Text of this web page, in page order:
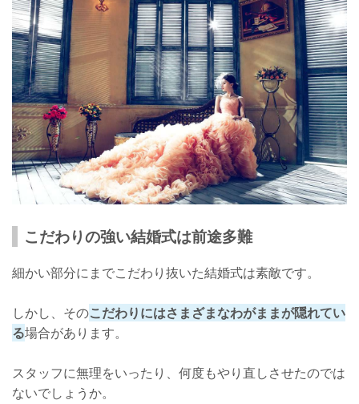
こだわりの強い結婚式は前途多難
細かい部分にまでこだわり抜いた結婚式は素敵です。
しかし、そのこだわりにはさまざまなわがままが隠れてい
る場合があります。
スタッフに無理をいったり、何度もやり直しさせたのでは
ないでしょうか。